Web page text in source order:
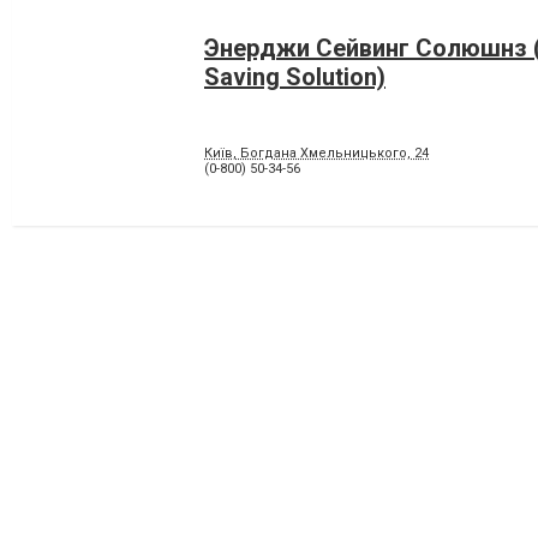
Энерджи Сейвинг Солюшнз
Saving Solution)
Київ, Богдана Хмельницького, 24
(0-800) 50-34-56